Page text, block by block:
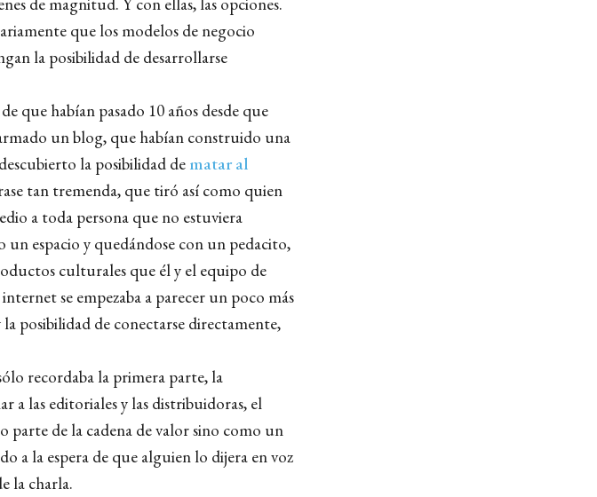
que los modelos de negocio
la posibilidad de desarrollarse
que habían pasado 10 años desde que
un blog, que habían construido una
la posibilidad de matar al
tan tremenda, que tiró así como quien
a toda persona que no estuviera
espacio y quedándose con un pedacito,
culturales que él y el equipo de
se empezaba a parecer un poco más
posibilidad de conectarse directamente,
recordaba la primera parte, la
a las editoriales y las distribuidoras, el
de la cadena de valor sino como un
a la espera de que alguien lo dijera en voz
la charla.